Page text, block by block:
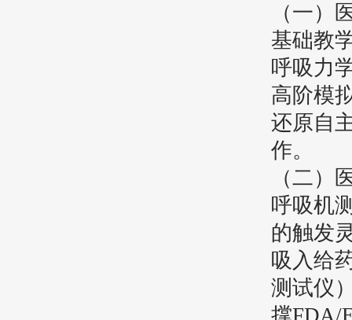
（一）
基础教
呼吸力
高阶模
还原自
作。
（二）
呼吸机
的触发
吸入给
测试仪
撑FDA/